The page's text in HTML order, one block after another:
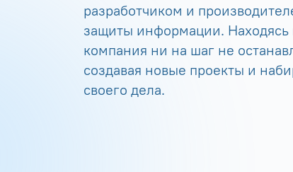
разработчиком и
защиты информации. Находясь
компания ни на шаг не
создавая новые проекты и
своего дела.